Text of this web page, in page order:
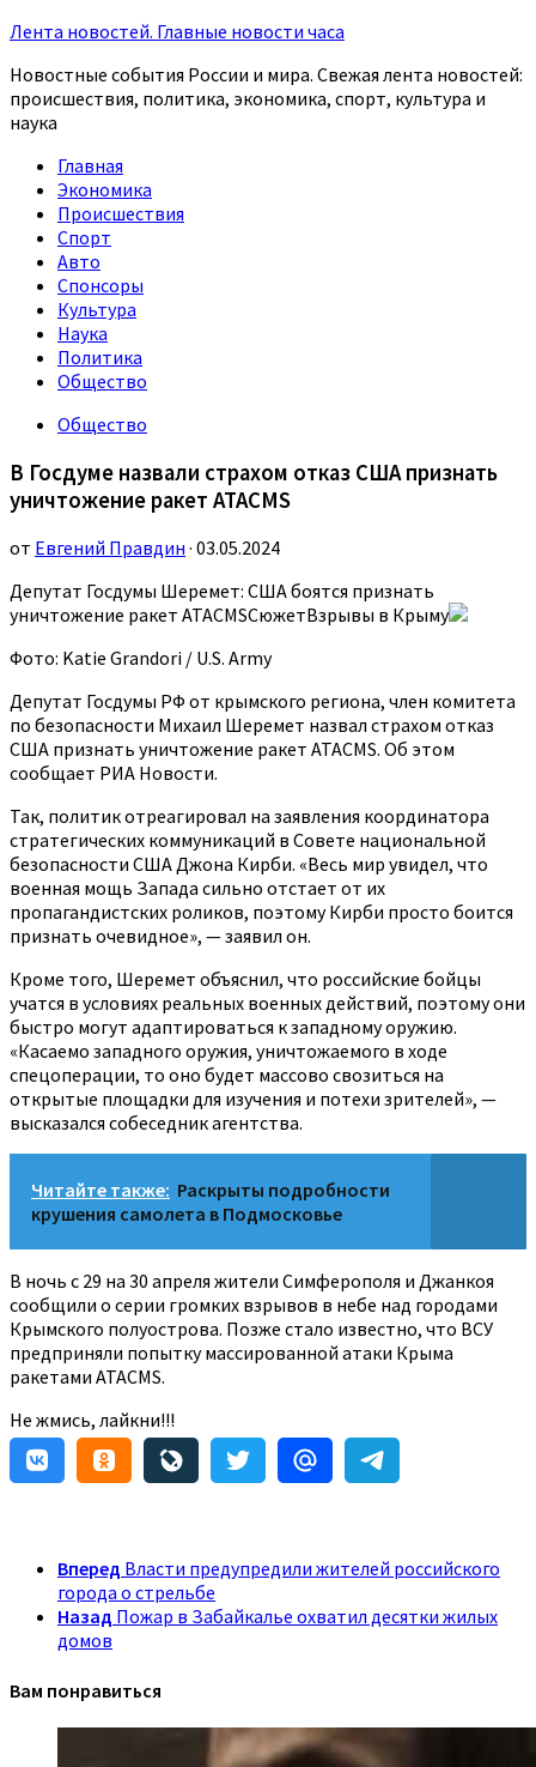
Лента новостей. Главные новости часа
Новостные события России и мира. Свежая лента новостей:
происшествия, политика, экономика, спорт, культура и
наука
Главная
Экономика
Происшествия
Спорт
Авто
Спонсоры
Культура
Наука
Политика
Общество
Общество
В Госдуме назвали страхом отказ США признать
уничтожение ракет ATACMS
от Евгений Правдин · 03.05.2024
Депутат Госдумы Шеремет: США боятся признать
уничтожение ракет ATACMSСюжетВзрывы в Крыму
Фото: Katie Grandori / U.S. Army
Депутат Госдумы РФ от крымского региона, член комитета
по безопасности Михаил Шеремет назвал страхом отказ
США признать уничтожение ракет ATACMS. Об этом
сообщает РИА Новости.
Так, политик отреагировал на заявления координатора
стратегических коммуникаций в Совете национальной
безопасности США Джона Кирби. «Весь мир увидел, что
военная мощь Запада сильно отстает от их
пропагандистских роликов, поэтому Кирби просто боится
признать очевидное», — заявил он.
Кроме того, Шеремет объяснил, что российские бойцы
учатся в условиях реальных военных действий, поэтому они
быстро могут адаптироваться к западному оружию.
«Касаемо западного оружия, уничтожаемого в ходе
спецоперации, то оно будет массово свозиться на
открытые площадки для изучения и потехи зрителей», —
высказался собеседник агентства.
Читайте также: Раскрыты подробности
крушения самолета в Подмосковье
В ночь с 29 на 30 апреля жители Симферополя и Джанкоя
сообщили о серии громких взрывов в небе над городами
Крымского полуострова. Позже стало известно, что ВСУ
предприняли попытку массированной атаки Крыма
ракетами ATACMS.
Не жмись, лайкни!!!
Вперед Власти предупредили жителей российского
города о стрельбе
Назад Пожар в Забайкалье охватил десятки жилых
домов
Вам понравиться